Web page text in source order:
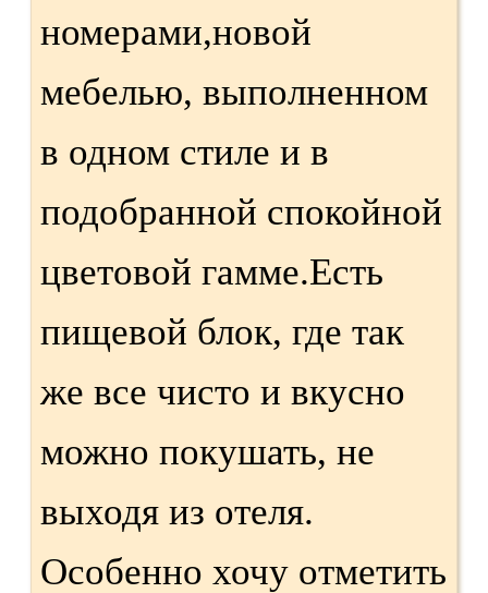
номерами,новой
мебелью, выполненном
в одном стиле и в
подобранной спокойной
цветовой гамме.Есть
пищевой блок, где так
же все чисто и вкусно
можно покушать, не
выходя из отеля.
Особенно хочу отметить